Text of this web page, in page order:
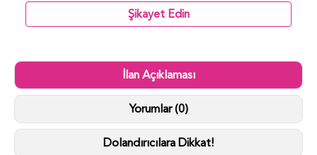
Şikayet Edin
İlan Açıklaması
Yorumlar (0)
Dolandırıcılara Dikkat!